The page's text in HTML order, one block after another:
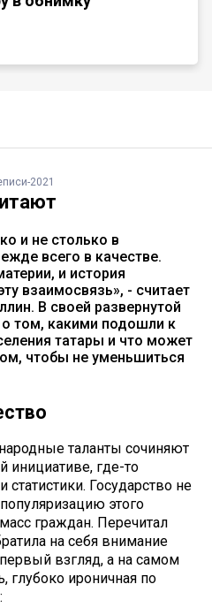
2021
и не столько в
всего в качестве.
и история
взаимосвязь», - считает
В своей развернутой
том, какими подошли к
татары и что может
чтобы не уменьшиться
таланты сочиняют
инициативе, где-то
Государство не
этого
граждан. Перечитал
на себя внимание
взгляд, а на самом
глубоко ироничная по